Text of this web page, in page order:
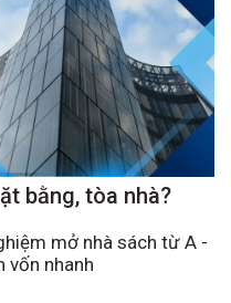
bằng, tòa nhà?
mở nhà sách từ A -
vốn nhanh